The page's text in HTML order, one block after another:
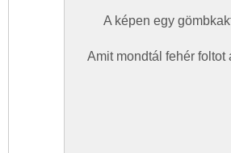
A képen egy
Amit mondtál fehér